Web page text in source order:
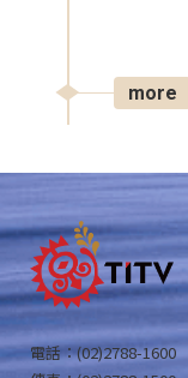
more
電話：(02)2788-1600